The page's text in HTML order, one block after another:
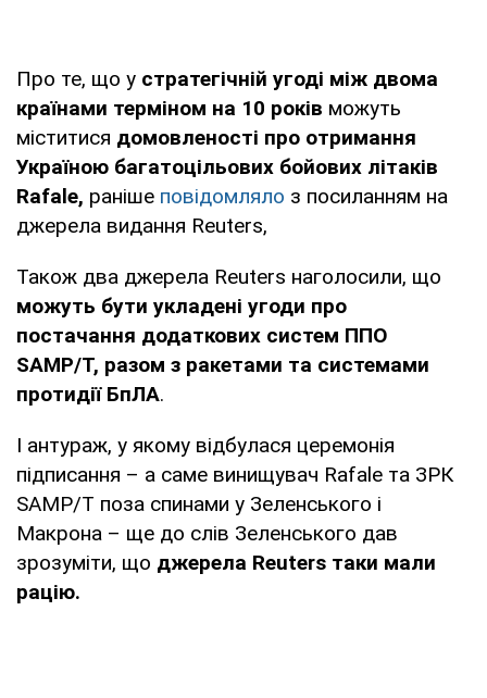
Про те, що у стратегічній угоді між двома
країнами терміном на 10 років можуть
міститися домовленості про отримання
Україною багатоцільових бойових літаків
Rafale, раніше повідомляло з посиланням на
джерела видання Reuters,
Також два джерела Reuters наголосили, що
можуть бути укладені угоди про
постачання додаткових систем ППО
SAMP/T, разом з ракетами та системами
протидії БпЛА.
І антураж, у якому відбулася церемонія
підписання – а саме винищувач Rafale та ЗРК
SAMP/T поза спинами у Зеленського і
Макрона – ще до слів Зеленського дав
зрозуміти, що джерела Reuters таки мали
рацію.